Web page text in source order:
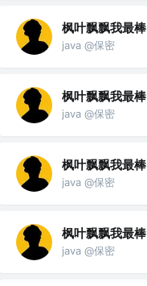
枫叶飘飘我最棒
java @保密
枫叶飘飘我最棒
java @保密
枫叶飘飘我最棒
java @保密
枫叶飘飘我最棒
java @保密